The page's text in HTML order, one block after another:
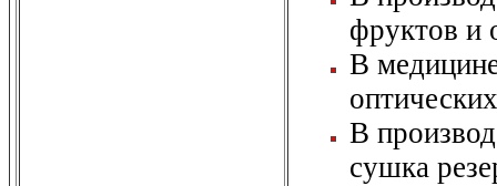
фруктов и
В
В
сушка